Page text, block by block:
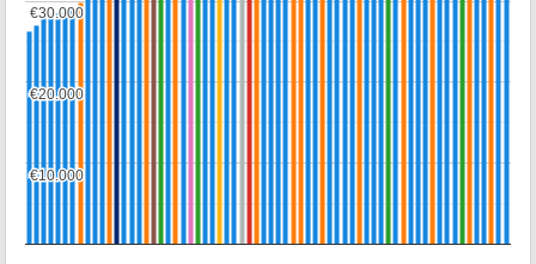
€10.000
€10.000
€20.000
€20.000
€30.000
€30.000